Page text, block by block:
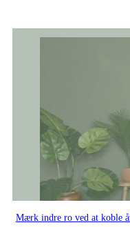
Mærk indre ro ved at koble